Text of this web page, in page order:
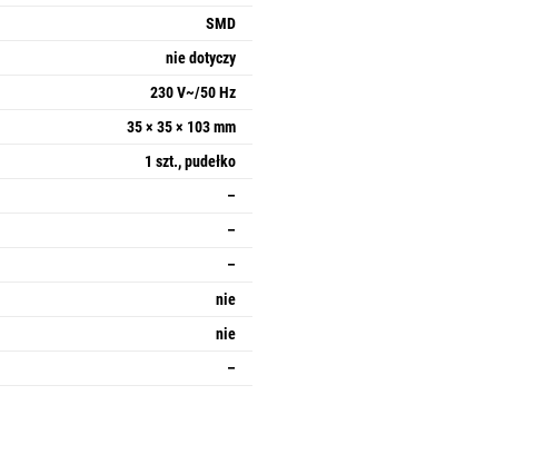
SMD
nie dotyczy
230 V~/50 Hz
35 × 35 × 103 mm
1 szt., pudełko
–
–
–
nie
nie
–